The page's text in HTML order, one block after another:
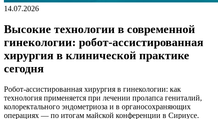
14.07.2026
Высокие технологии в современной
гинекологии: робот-ассистированная
хирургия в клинической практике
сегодня
Робот-ассистированная хирургия в гинекологии: как
технология применяется при лечении пролапса гениталий,
колоректального эндометриоза и в органосохраняющих
операциях — по итогам майской конференции в Сириусе.